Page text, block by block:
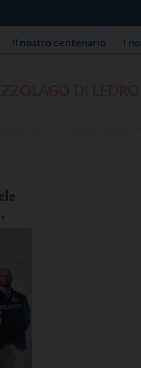
Il nostro centenario I